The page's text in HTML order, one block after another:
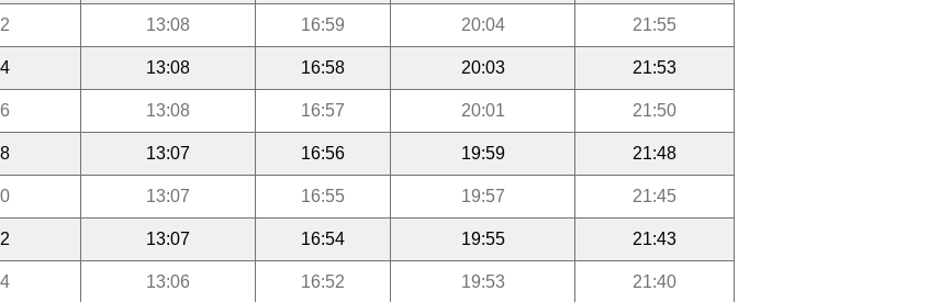
13:08 16:59 20:04 21:55
13:08 16:58 20:03 21:53
13:08 16:57 20:01 21:50
13:07 16:56 19:59 21:48
13:07 16:55 19:57 21:45
13:07 16:54 19:55 21:43
13:06 16:52 19:53 21:40